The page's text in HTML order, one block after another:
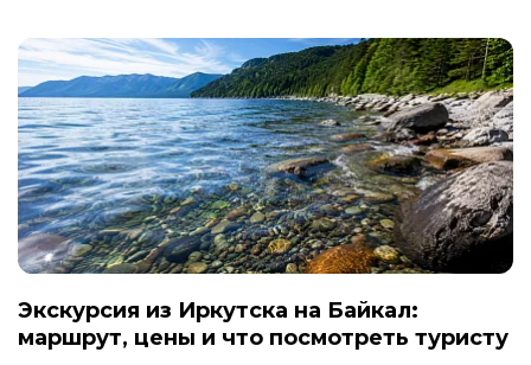
Экскурсия из Иркутска на Байкал:
маршрут, цены и что посмотреть туристу